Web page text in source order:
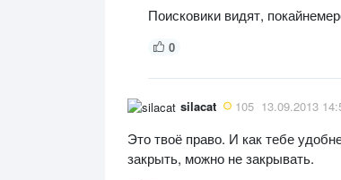
Поисковики видят,
0
silacat 105 13.09.2013
Это твоё право. И как тебе
закрыть, можно не закрывать.